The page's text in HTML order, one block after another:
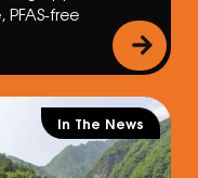
free
In The News